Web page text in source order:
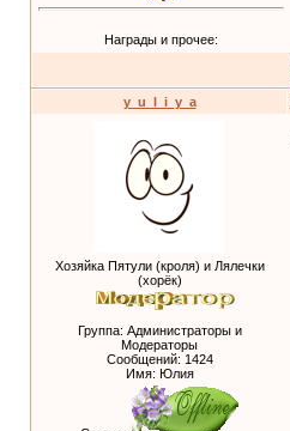
Награды и прочее:
y_u_l_i_y_a
Хозяйка Пятули (кроля) и Лялечки
(хорёк)
Группа: Администраторы и
Модераторы
Сообщений: 1424
Имя: Юлия